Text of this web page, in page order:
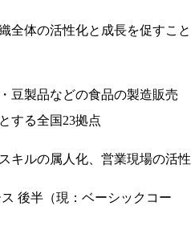
全体の活性化と成長を促すこと
豆製品などの食品の製造販売
する全国23拠点
キルの属人化、営業現場の活性
後半（現：ベーシックコー